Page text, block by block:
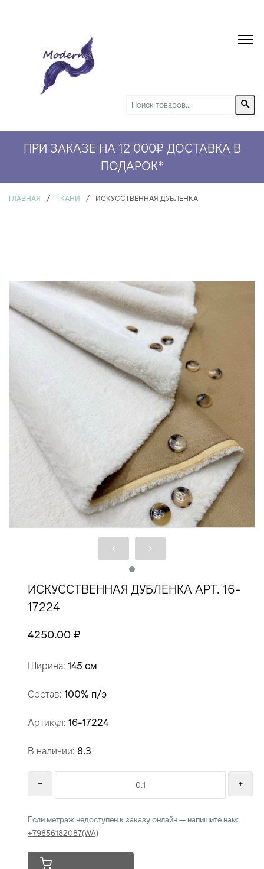
ПРИ ЗАКАЗЕ НА 12 000₽ ДОСТАВКА В
ПОДАРОК*
ГЛАВНАЯ / ТКАНИ / ИСКУССТВЕННАЯ ДУБЛЕНКА
ИСКУССТВЕННАЯ ДУБЛЕНКА АРТ. 16-
17224
4250.00 ₽
Ширина: 145 см
Состав: 100% п/э
Артикул: 16-17224
В наличии: 8.3
Если метраж недоступен к заказу онлайн — напишите нам:
+79856182087(WA)